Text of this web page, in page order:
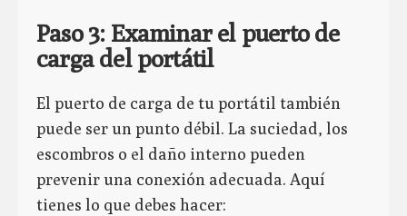
Paso 3: Examinar el puerto de
carga del portátil
El puerto de carga de tu portátil también
puede ser un punto débil. La suciedad, los
escombros o el daño interno pueden
prevenir una conexión adecuada. Aquí
tienes lo que debes hacer: